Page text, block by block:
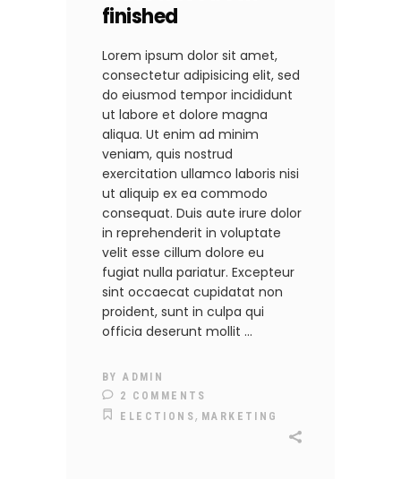
finished
Lorem ipsum dolor sit amet,
consectetur adipisicing elit, sed
do eiusmod tempor incididunt
ut labore et dolore magna
aliqua. Ut enim ad minim
veniam, quis nostrud
exercitation ullamco laboris nisi
ut aliquip ex ea commodo
consequat. Duis aute irure dolor
in reprehenderit in voluptate
velit esse cillum dolore eu
fugiat nulla pariatur. Excepteur
sint occaecat cupidatat non
proident, sunt in culpa qui
officia deserunt mollit
BYADMIN
2 COMMENTS
ELECTIONS, MARKETING